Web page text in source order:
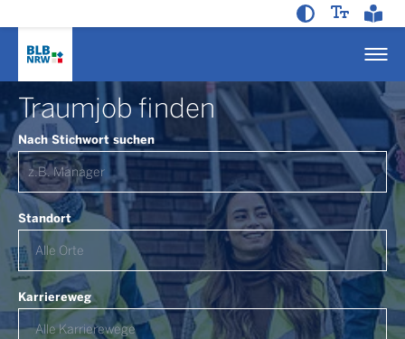
Traumjob finden
Nach Stichwort suchen
Standort
Karriereweg